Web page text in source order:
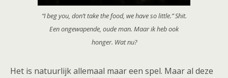
“I beg you, don’t take the food, we have so little.” Shit.
Een ongewapende, oude man. Maar ik heb ook
honger. Wat nu?
Het is natuurlijk allemaal maar een spel. Maar al deze